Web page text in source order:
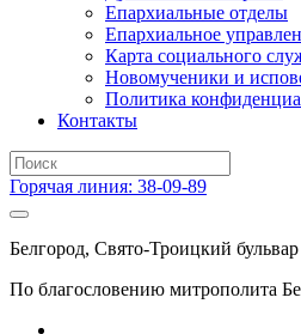
Епархиальные отделы
Епархиальное
Карта социального
Новомученики и
Политика
Контакты
Горячая линия: 38-09-89
Белгород, Свято-Троицкий бульвар
По благословению митрополита